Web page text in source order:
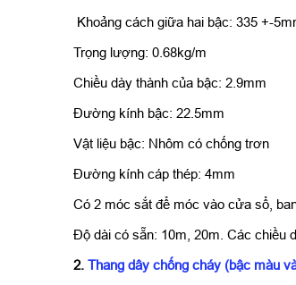
Khoảng cách giữa hai bậc: 335 +-
Trọng lượng: 0.68kg/m
Chiều dày thành của bậc: 2.9mm
Đường kính bậc: 22.5mm
Vật liệu bậc: Nhôm có chống trơn
Đường kính cáp thép: 4mm
Có 2 móc sắt để móc vào cửa sổ,
Độ dài có sẵn: 10m, 20m. Các chiều
2. Thang dây chống cháy (bậc màu